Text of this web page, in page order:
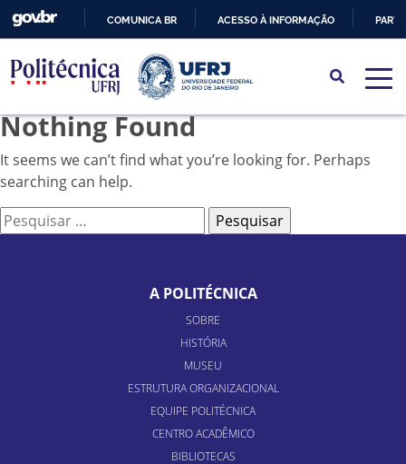
PARA
O
CONTEÚDO
COMUNICA BR ACESSO À INFORMAÇÃO
Nothing Found
It seems we can’t find what you’re looking for. Perhaps
searching can help.
Pesquisar
por:
A POLITÉCNICA
SOBRE
HISTÓRIA
MUSEU
ESTRUTURA ORGANIZACIONAL
EQUIPE POLITÉCNICA
CENTRO ACADÊMICO
BIBLIOTECAS